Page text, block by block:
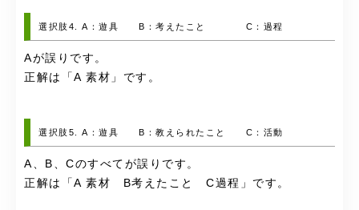
選択肢4. A：遊具 B：考えたこと C：過程
Aが誤りです。
正解は「A 素材」です。
選択肢5. A：遊具 B：教えられたこと C：活動
A、B、Cのすべてが誤りです。
正解は「A 素材 B考えたこと C過程」です。